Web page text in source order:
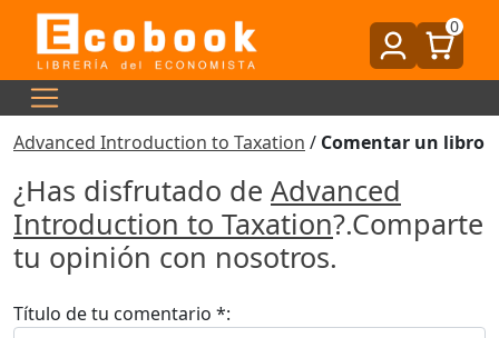
0
Advanced Introduction to Taxation / Comentar un libro
¿Has disfrutado de Advanced
Introduction to Taxation?.Comparte
tu opinión con nosotros.
Título de tu comentario *: